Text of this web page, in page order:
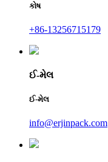
કોષ
+86-13256715179
ઈ-મેલ
ઈ-મેલ
info@erjinpack.com